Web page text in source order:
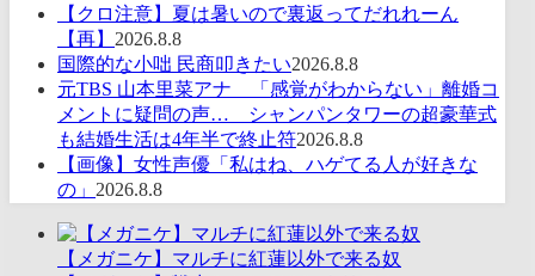
【クロ注意】夏は暑いので裏返ってだれれーん
【再】 2026.8.8
国際的な小咄 民商叩きたい2026.8.8
元TBS 山本里菜アナ 「感覚がわからない」離婚コ
メントに疑問の声… シャンパンタワーの超豪華式
も結婚生活は4年半で終止符2026.8.8
【画像】女性声優「私はね、ハゲてる人が好きな
の」 2026.8.8
【メガニケ】マルチに紅蓮以外で来る奴